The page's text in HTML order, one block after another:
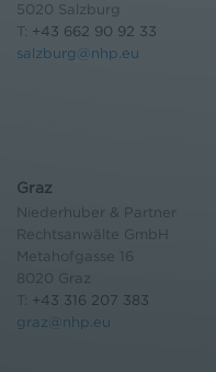
5020 Salzburg
T: +43 662 90 92 33
salzburg@nhp.eu
Graz
Niederhuber & Partner
Rechtsanwälte GmbH
Metahofgasse 16
8020 Graz
T: +43 316 207 383
graz@nhp.eu